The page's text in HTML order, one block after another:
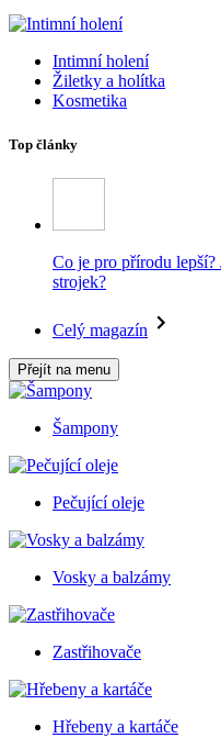
Intimní holení
Žiletky a holítka
Kosmetika
Top články
Co je pro přírodu
strojek?
Celý magazín
Přejít na menu
Šampony
Pečující oleje
Vosky a balzámy
Zastřihovače
Hřebeny a kartáče